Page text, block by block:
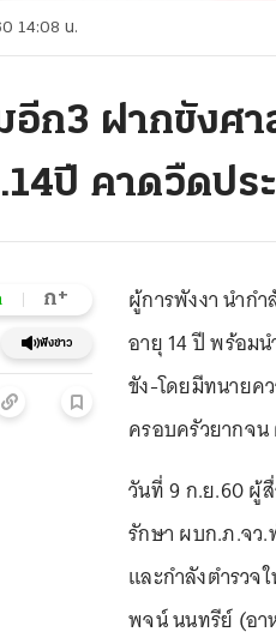
14:08 น.
อีก3 ฝากขังศ
ปี คาดวืดปร
ก+
ฟังข่าว
ผู้การพังงา นำก
อายุ 14 ปี พร้อม
ขัง-โดยมีทนายค
ครอบครัวยากจน
วันที่ 9 ก.ย.60 ผู้
รักษา ผบก.ภ.จว.
และกำลังตำรว
พจน์ นนทรีย์ (อา